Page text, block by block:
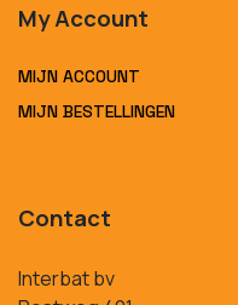
My Account
MIJN ACCOUNT
MIJN BESTELLINGEN
Contact
Interbat bv